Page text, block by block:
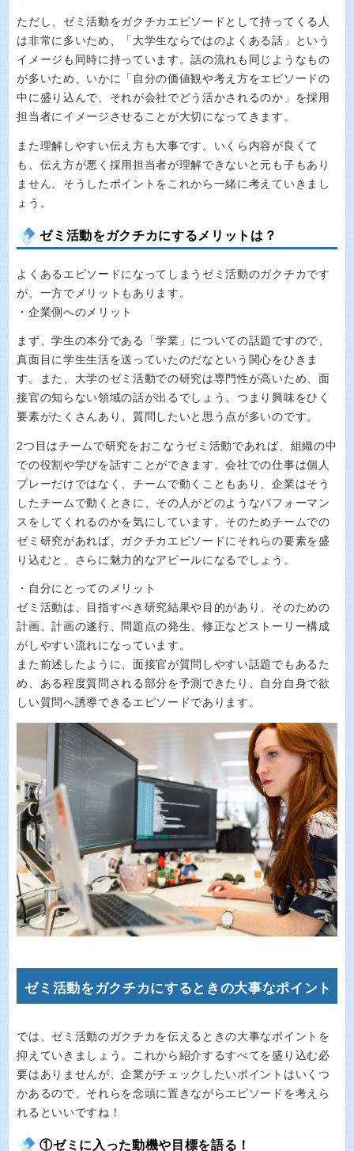
ただし、ゼミ活動をガクチカエピソードとして持ってくる人
は非常に多いため、「大学生ならではのよくある話」という
イメージも同時に持っています。話の流れも同じようなもの
が多いため、いかに「自分の価値観や考え方をエピソードの
中に盛り込んで、それが会社でどう活かされるのか」を採用
担当者にイメージさせることが大切になってきます。
また理解しやすい伝え方も大事です。いくら内容が良くて
も、伝え方が悪く採用担当者が理解できないと元も子もあり
ません。そうしたポイントをこれから一緒に考えていきまし
ょう。
ゼミ活動をガクチカにするメリットは？
よくあるエピソードになってしまうゼミ活動のガクチカです
が、一方でメリットもあります。
・企業側へのメリット
まず、学生の本分である「学業」についての話題ですので、
真面目に学生生活を送っていたのだなという関心をひきま
す。また、大学のゼミ活動での研究は専門性が高いため、面
接官の知らない領域の話が出るでしょう。つまり興味をひく
要素がたくさんあり、質問したいと思う点が多いのです。
2つ目はチームで研究をおこなうゼミ活動であれば、組織の中
での役割や学びを話すことができます。会社での仕事は個人
プレーだけではなく、チームで動くこともあり、企業はそう
したチームで動くときに、その人がどのようなパフォーマン
スをしてくれるのかを気にしています。そのためチームでの
ゼミ研究があれば、ガクチカエピソードにそれらの要素を盛
り込むと、さらに魅力的なアピールになるでしょう。
・自分にとってのメリット
ゼミ活動は、目指すべき研究結果や目的があり、そのための
計画、計画の遂行、問題点の発生、修正などストーリー構成
がしやすい流れになっています。
また前述したように、面接官が質問しやすい話題でもあるた
め、ある程度質問される部分を予測できたり、自分自身で欲
しい質問へ誘導できるエピソードであります。
ゼミ活動をガクチカにするときの大事なポイント
では、ゼミ活動のガクチカを伝えるときの大事なポイントを
抑えていきましょう。これから紹介するすべてを盛り込む必
要はありませんが、企業がチェックしたいポイントはいくつ
かあるので、それらを念頭に置きながらエピソードを考えら
れるといいですね！
①ゼミに入った動機や目標を語る！